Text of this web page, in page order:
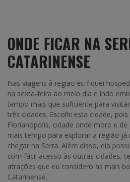
ONDE FICAR NA
CATARINENSE
Nas viagens à região eu fiquei
na sexta-feira ao meio dia e indo
tempo mais que suficiente para
três cidades. Escolhi esta cidade,
Florianópolis, cidade onde moro e
mais tempo para explorar a região
chegar na Serra. Além disso, ela
com fácil acesso às outras cidades,
atrações que eu considero as mais
Catarinense.